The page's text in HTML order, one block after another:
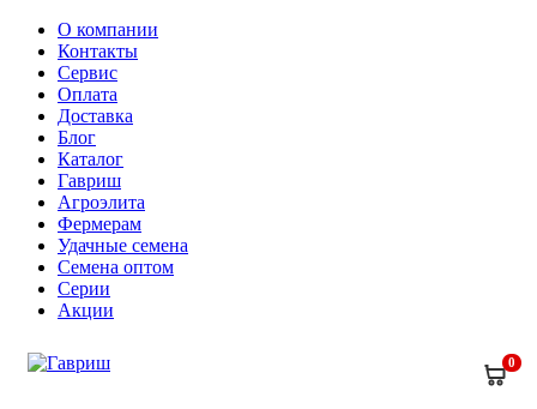
О компании
Контакты
Сервис
Оплата
Доставка
Блог
Каталог
Гавриш
Агроэлита
Фермерам
Удачные семена
Семена оптом
Серии
Акции
0